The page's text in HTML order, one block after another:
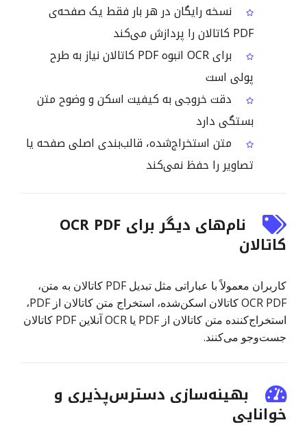
نسخه رایگان در هر بار فقط یک صفحه‌ی
PDF کاتالان را پردازش می‌کند
برای OCR انبوه PDF کاتالان نیاز به طرح
پولی است
دقت خروجی به کیفیت اسکن و وضوح متن
بستگی دارد
متن استخراج‌شده، قالب‌بندی اصلی صفحه یا
تصاویر را حفظ نمی‌کند
نام‌های دیگر برای OCR PDF
کاتالان
کاربران معمولاً با عباراتی مثل تبدیل PDF کاتالان به متن،
OCR PDF کاتالان اسکن‌شده، استخراج متن کاتالان از PDF،
استخراج‌کننده متن کاتالان از PDF یا OCR آنلاین PDF کاتالان
جست‌وجو می‌کنند.
بهینه‌سازی دسترس‌پذیری و
خوانایی